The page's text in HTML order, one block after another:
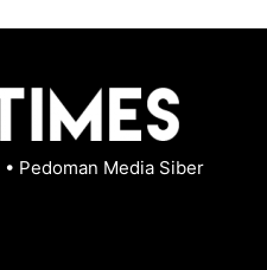
• Pedoman Media Siber